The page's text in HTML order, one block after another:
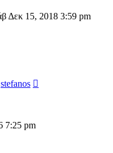
Δεκ 15, 2018 3:59 pm
stefanos
7:25 pm